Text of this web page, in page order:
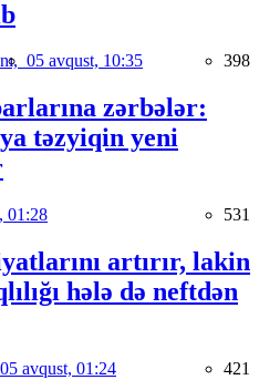
05 avqust, 10:35 398
zərbələr:
təzyiqin yeni
01:28 531
artırır, lakin
hələ də neftdən
05 avqust, 01:24 421